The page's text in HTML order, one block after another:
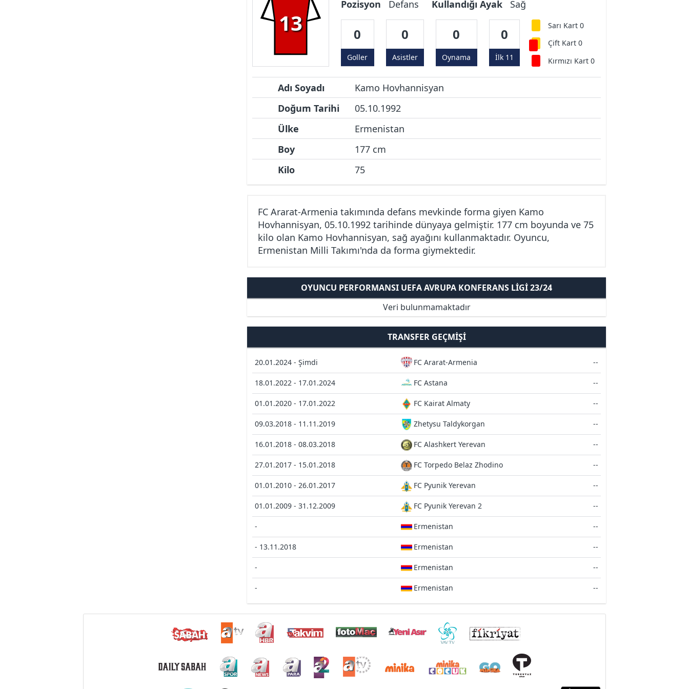
13
Pozisyon Defans Kullandığı Ayak Sağ
0
Goller
0
Asistler
0
Oynama
0
İlk 11
Sarı Kart 0
Çift Kart 0
Kırmızı Kart 0
Adı Soyadı
Kamo Hovhannisyan
Doğum Tarihi
05.10.1992
Ülke
Ermenistan
Boy
177 cm
Kilo
75
FC Ararat-Armenia takımında defans mevkinde forma giyen Kamo
Hovhannisyan, 05.10.1992 tarihinde dünyaya gelmiştir. 177 cm boyunda ve 75
kilo olan Kamo Hovhannisyan, sağ ayağını kullanmaktadır. Oyuncu,
Ermenistan Milli Takımı'nda da forma giymektedir.
OYUNCU PERFORMANSI UEFA AVRUPA KONFERANS LIGI 23/24
Veri bulunmamaktadır
TRANSFER GEÇMIŞI
20.01.2024 - Şimdi FC Ararat-Armenia --
18.01.2022 - 17.01.2024 FC Astana --
01.01.2020 - 17.01.2022 FC Kairat Almaty --
09.03.2018 - 11.11.2019 Zhetysu Taldykorgan --
16.01.2018 - 08.03.2018 FC Alashkert Yerevan --
27.01.2017 - 15.01.2018 FC Torpedo Belaz Zhodino --
01.01.2010 - 26.01.2017 FC Pyunik Yerevan --
01.01.2009 - 31.12.2009 FC Pyunik Yerevan 2 --
- Ermenistan --
- 13.11.2018 Ermenistan --
- Ermenistan --
- Ermenistan --